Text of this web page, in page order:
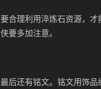
要合理利用淬炼石资源，
侠要多加注意。
最后还有铭文。铭文用饰